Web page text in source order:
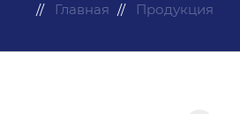
Главная Продукция